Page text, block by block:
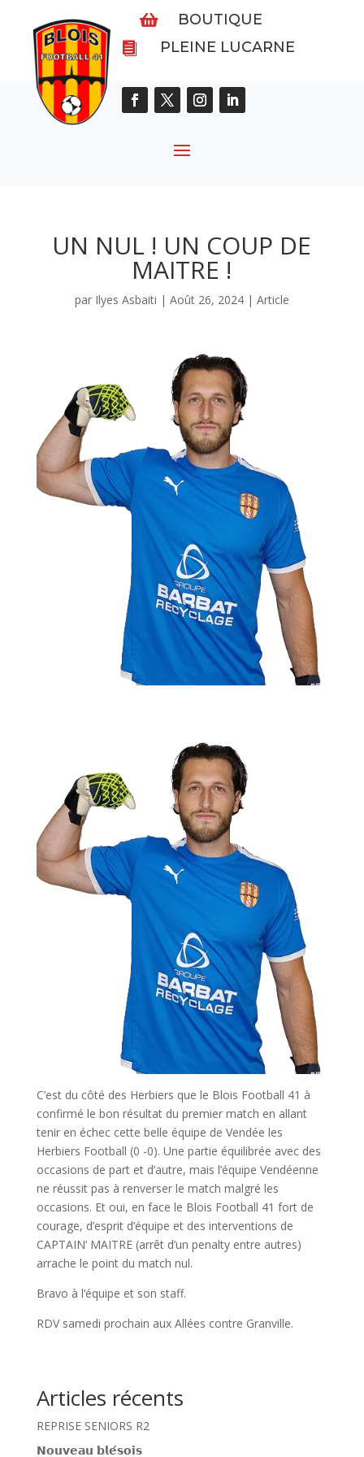
 BOUTIQUE
 PLEINE LUCARNE
UN NUL ! UN COUP DE
MAITRE !
par Ilyes Asbaiti | Août 26, 2024| Article
C’est du côté des Herbiers que le Blois Football 41 à
confirmé le bon résultat du premier match en allant
tenir en échec cette belle équipe de Vendée les
Herbiers Football (0 -0). Une partie équilibrée avec des
occasions de part et d’autre, mais l’équipe Vendéenne
ne réussit pas à renverser le match malgré les
occasions. Et oui, en face le Blois Football 41 fort de
courage, d’esprit d’équipe et des interventions de
CAPTAIN’ MAITRE (arrêt d’un penalty entre autres)
arrache le point du match nul.
Bravo à l’équipe et son staff.
RDV samedi prochain aux Allées contre Granville.
Articles récents
REPRISE SENIORS R2
𝗡𝗼𝘂𝘃𝗲𝗮𝘂 𝗯𝗹𝗲́𝘀𝗼𝗶𝘀